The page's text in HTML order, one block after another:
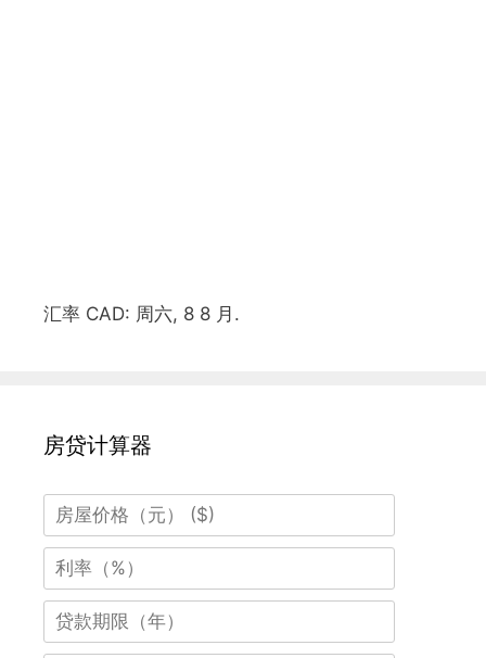
汇率 CAD: 周六, 8 8 月.
房贷计算器